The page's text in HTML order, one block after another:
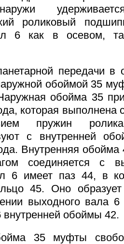
роликовый
6 как в осевом,
передачи в
обоймой 35
обойма 35
которая
пружин
с внутренней
Внутренняя обойма
соединяется с
6 имеет паз 44, в
45. Оно
выходного вала 6
внутренней обоймы 42.
35 муфты